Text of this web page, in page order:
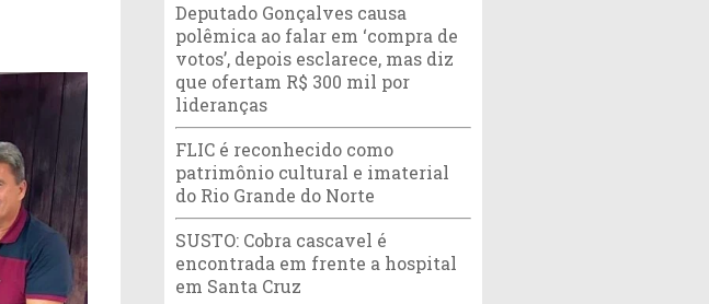
Deputado Gonçalves causa
polêmica ao falar em ‘compra de
votos’, depois esclarece, mas diz
que ofertam R$ 300 mil por
lideranças
FLIC é reconhecido como
patrimônio cultural e imaterial
do Rio Grande do Norte
SUSTO: Cobra cascavel é
encontrada em frente a hospital
em Santa Cruz